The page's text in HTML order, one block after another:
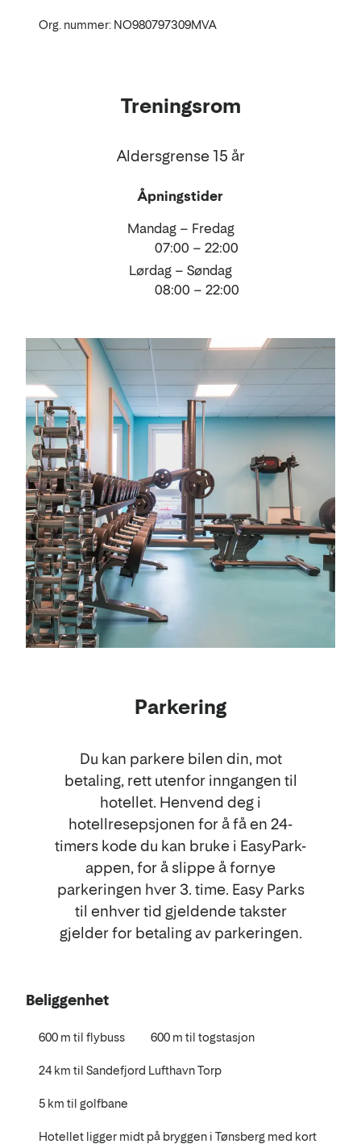
Org. nummer: NO980797309MVA
Treningsrom
Aldersgrense 15 år
Åpningstider
Mandag – Fredag
07:00 – 22:00
Lørdag – Søndag
08:00 – 22:00
Parkering
Du kan parkere bilen din, mot
betaling, rett utenfor inngangen til
hotellet. Henvend deg i
hotellresepsjonen for å få en 24-
timers kode du kan bruke i EasyPark-
appen, for å slippe å fornye
parkeringen hver 3. time. Easy Parks
til enhver tid gjeldende takster
gjelder for betaling av parkeringen.
Beliggenhet
600 m til flybuss 600 m til togstasjon
24 km til Sandefjord Lufthavn Torp
5 km til golfbane
Hotellet ligger midt på bryggen i Tønsberg med kort